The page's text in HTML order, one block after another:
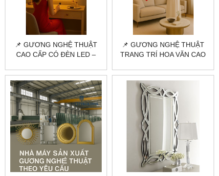
📌 GƯƠNG NGHỆ THUẬT
CAO CẤP CÓ ĐÈN LED –
THEO YÊU CẦU
📌 GƯƠNG NGHỆ THUẬT
TRANG TRÍ HOA VĂN CAO
KẾ & THI CÔNG